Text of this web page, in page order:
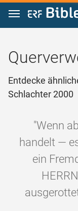
Zum Inhalt springen
Entdecke
Schlachter 2000
"Wenn
handelt —
ein